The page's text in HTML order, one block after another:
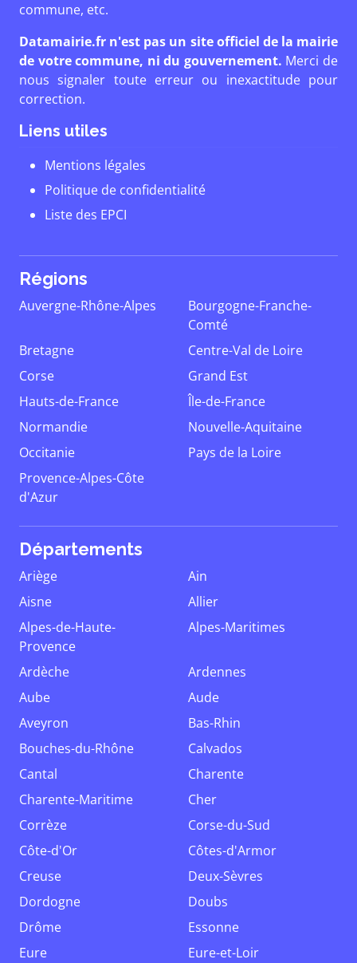
commune, etc.
Datamairie.fr n'est pas un site officiel de la mairie
de votre commune, ni du gouvernement. Merci de
nous signaler toute erreur ou inexactitude pour
correction.
Liens utiles
Mentions légales
Politique de confidentialité
Liste des EPCI
Régions
Auvergne-Rhône-Alpes
Bourgogne-Franche-
Comté
Bretagne
Centre-Val de Loire
Corse
Grand Est
Hauts-de-France
Île-de-France
Normandie
Nouvelle-Aquitaine
Occitanie
Pays de la Loire
Provence-Alpes-Côte
d'Azur
Départements
Ariège
Ain
Aisne
Allier
Alpes-de-Haute-
Provence
Alpes-Maritimes
Ardèche
Ardennes
Aube
Aude
Aveyron
Bas-Rhin
Bouches-du-Rhône
Calvados
Cantal
Charente
Charente-Maritime
Cher
Corrèze
Corse-du-Sud
Côte-d'Or
Côtes-d'Armor
Creuse
Deux-Sèvres
Dordogne
Doubs
Drôme
Essonne
Eure
Eure-et-Loir